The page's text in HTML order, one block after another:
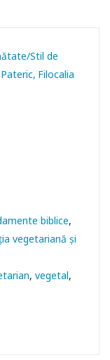
Stil de
Pateric Filocalia
biblice
vegetariană şi
vegetal